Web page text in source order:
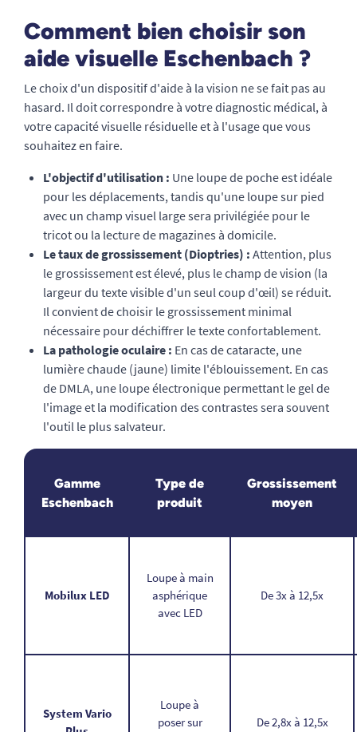
Comment bien choisir son
aide visuelle Eschenbach ?
Le choix d'un dispositif d'aide à la vision ne se fait pas au
hasard. Il doit correspondre à votre diagnostic médical, à
votre capacité visuelle résiduelle et à l'usage que vous
souhaitez en faire.
L'objectif d'utilisation : Une loupe de poche est idéale
pour les déplacements, tandis qu'une loupe sur pied
avec un champ visuel large sera privilégiée pour le
tricot ou la lecture de magazines à domicile.
Le taux de grossissement (Dioptries) : Attention, plus
le grossissement est élevé, plus le champ de vision (la
largeur du texte visible d'un seul coup d'œil) se réduit.
Il convient de choisir le grossissement minimal
nécessaire pour déchiffrer le texte confortablement.
La pathologie oculaire : En cas de cataracte, une
lumière chaude (jaune) limite l'éblouissement. En cas
de DMLA, une loupe électronique permettant le gel de
l'image et la modification des contrastes sera souvent
l'outil le plus salvateur.
Gamme
Eschenbach
Type de
produit
Grossissement
moyen
Mobilux LED
Loupe à main
asphérique
avec LED
De 3x à 12,5x
System Vario
Loupe à
poser sur
De 2,8x à 12,5x